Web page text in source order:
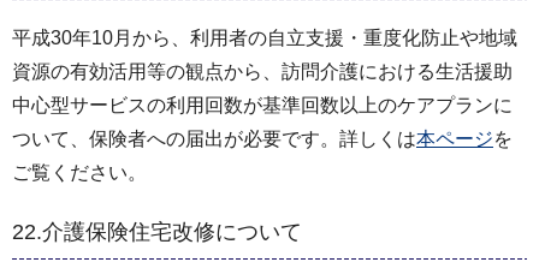
平成30年10月から、利用者の自立支援・重度化防止や地域
資源の有効活用等の観点から、訪問介護における生活援助
中心型サービスの利用回数が基準回数以上のケアプランに
ついて、保険者への届出が必要です。詳しくは本ページを
ご覧ください。
22.介護保険住宅改修について